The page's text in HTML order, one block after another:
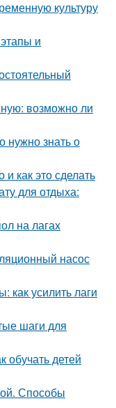
культуру
и
возможно ли
нужно знать о
как это сделать
для отдыха:
на лагах
насос
как усилить лаги
шаги для
обучать детей
Способы